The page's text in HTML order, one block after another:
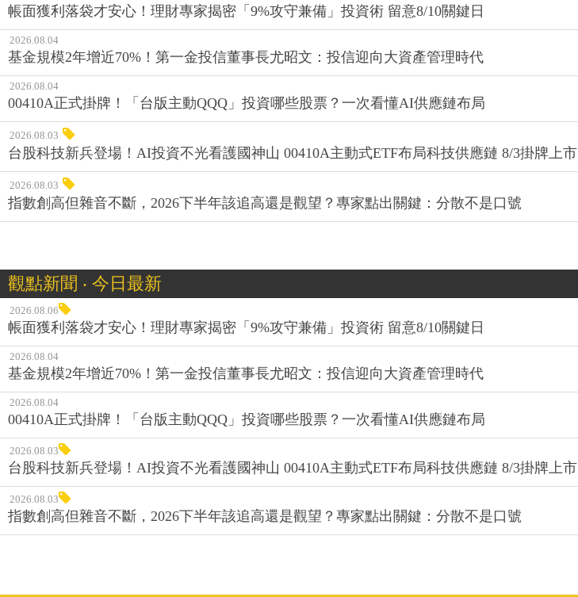
帳面獲利落袋才安心！理財專家揭密「9%攻守兼備」投資術 留意8/10關鍵日
2026.08.04
基金規模2年增近70%！第一金投信董事長尤昭文：投信迎向大資產管理時代
2026.08.04
00410A正式掛牌！「台版主動QQQ」投資哪些股票？一次看懂AI供應鏈布局
2026.08.03
台股科技新兵登場！AI投資不光看護國神山 00410A主動式ETF布局科技供應鏈 8/3掛牌上市
2026.08.03
指數創高但雜音不斷，2026下半年該追高還是觀望？專家點出關鍵：分散不是口號
觀點新聞 ‧ 今日最新
2026.08.06
帳面獲利落袋才安心！理財專家揭密「9%攻守兼備」投資術 留意8/10關鍵日
2026.08.04
基金規模2年增近70%！第一金投信董事長尤昭文：投信迎向大資產管理時代
2026.08.04
00410A正式掛牌！「台版主動QQQ」投資哪些股票？一次看懂AI供應鏈布局
2026.08.03
台股科技新兵登場！AI投資不光看護國神山 00410A主動式ETF布局科技供應鏈 8/3掛牌上市
2026.08.03
指數創高但雜音不斷，2026下半年該追高還是觀望？專家點出關鍵：分散不是口號